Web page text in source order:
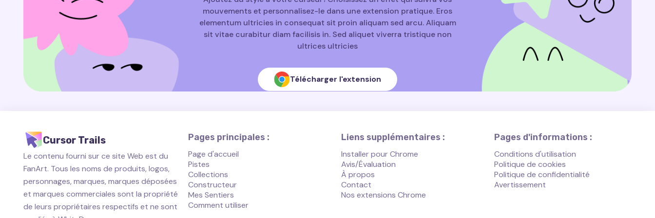
mouvements et personnalisez-le dans une extension pratique. Eros
elementum ultricies in consequat sit proin aliquam sed arcu. Aliquam
sit vitae curabitur diam facilisis in. Sed aliquet viverra tristique non
ultrices ultricies
Télécharger l'extension
Cursor Trails
Le contenu fourni sur ce site Web est du
FanArt. Tous les noms de produits, logos,
personnages, marques, marques déposées
et marques commerciales sont la propriété
de leurs propriétaires respectifs et ne sont
Pages principales :
Page d'accueil
Pistes
Collections
Constructeur
Mes Sentiers
Comment utiliser
Liens supplémentaires :
Installer pour Chrome
Avis/Évaluation
À propos
Contact
Nos extensions Chrome
Pages d'informations :
Conditions d'utilisation
Politique de cookies
Politique de confidentialité
Avertissement